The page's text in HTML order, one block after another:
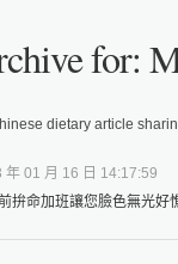
for:
年 01 月 16 日 14:17:59
拚命加班讓您臉色無光